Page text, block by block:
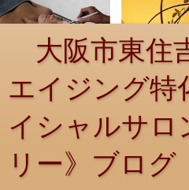
大阪市東住
エイジング特
イシャルサロ
リー》ブログ